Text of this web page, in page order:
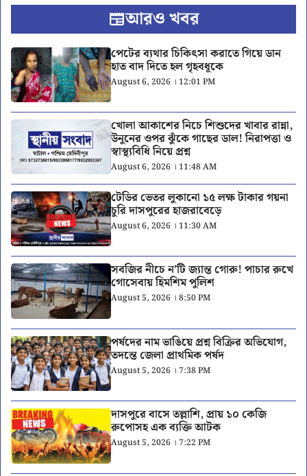
আরও খবর
পেটের ব্যথার চিকিৎসা করাতে গিয়ে ডান
হাত বাদ দিতে হল গৃহবধূকে
August 6, 2026 । 12:01 PM
খোলা আকাশের নিচে শিশুদের খাবার রান্না,
উনুনের ওপর ঝুঁকে গাছের ডাল! নিরাপত্তা ও
স্বাস্থ্যবিধি নিয়ে প্রশ্ন
August 6, 2026 । 11:48 AM
টেডির ভেতর লুকানো ১৫ লক্ষ টাকার গয়না
চুরি দাসপুরের হাজরাবেড়ে
August 6, 2026 । 11:30 AM
সবজির নীচে ন’টি জ্যান্ত গোরু! পাচার রুখে
গোসেবায় হিমশিম পুলিশ
August 5, 2026 । 8:50 PM
পর্ষদের নাম ভাঙিয়ে প্রশ্ন বিক্রির অভিযোগ,
তদন্তে জেলা প্রাথমিক পর্ষদ
August 5, 2026 । 7:38 PM
দাসপুরে বাসে তল্লাশি, প্রায় ১০ কেজি
রুপোসহ এক ব্যক্তি আটক
August 5, 2026 । 7:22 PM